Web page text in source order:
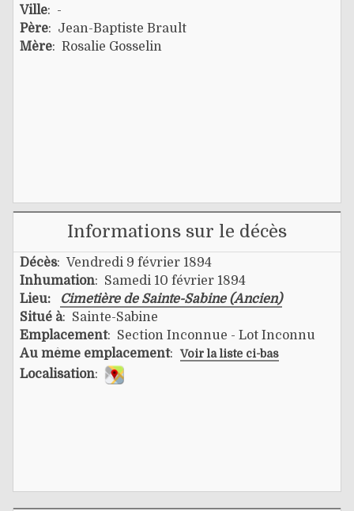
Ville: -
Père: Jean-Baptiste Brault
Mère: Rosalie Gosselin
Informations sur le décès
Décès: Vendredi 9 février 1894
Inhumation: Samedi 10 février 1894
Lieu:
Cimetière de Sainte-Sabine (Ancien)
Situé à: Sainte-Sabine
Emplacement: Section Inconnue - Lot Inconnu
Au même emplacement: Voir la liste ci-bas
Localisation: